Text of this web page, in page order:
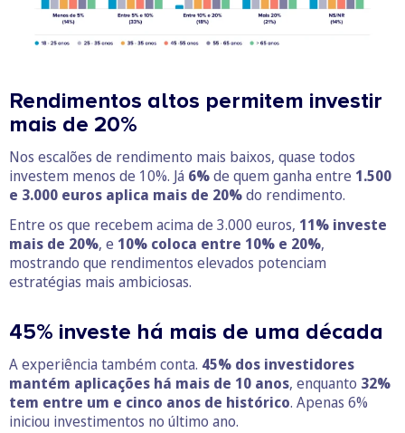
Rendimentos altos permitem investir
mais de 20%
Nos escalões de rendimento mais baixos, quase todos
investem menos de 10%. Já 6%de quem ganha entre 1.500
e 3.000 euros aplica mais de 20%do rendimento.
Entre os que recebem acima de 3.000 euros, 11% investe
mais de 20%, e 10% coloca entre 10% e 20%,
mostrando que rendimentos elevados potenciam
estratégias mais ambiciosas.
45% investe há mais de uma década
A experiência também conta. 45% dos investidores
mantém aplicações há mais de 10 anos, enquanto 32%
tem entre um e cinco anos de histórico. Apenas 6%
iniciou investimentos no último ano.